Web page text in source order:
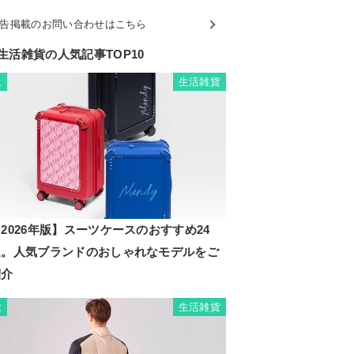
掲載のお問い合わせはこちら
活雑貨の人気記事TOP10
生活雑貨
年版】スーツケースのおすすめ24
人気ブランドのおしゃれなモデルをご
生活雑貨